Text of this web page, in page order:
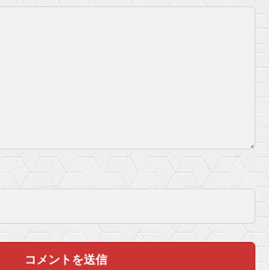
マスク 十兆円を失う‥投資家「アメリカ党？バカかコイツw」
万円へ。ドル円は147円に